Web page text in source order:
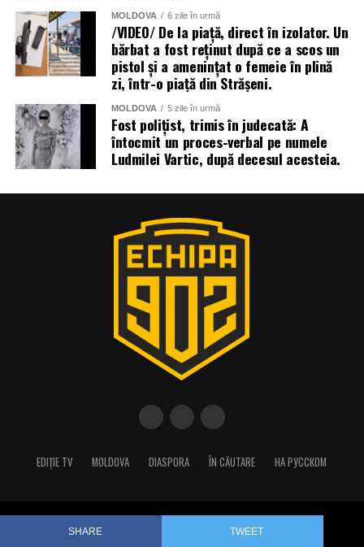
SHARE TWEET
MOLDOVA 6 zile în urmă
/VIDEO/ De la piață, direct în izolator. Un
bărbat a fost reținut după ce a scos un
pistol și a amenințat o femeie în plină
zi, într-o piață din Strășeni.
MOLDOVA 5 zile în urmă
Fost polițist, trimis în judecată: A
întocmit un proces-verbal pe numele
Ludmilei Vartic, după decesul acesteia.
EDIȚIE TV MOLDOVA DIASPORA ÎN CĂUTARE НА РУССКОМ